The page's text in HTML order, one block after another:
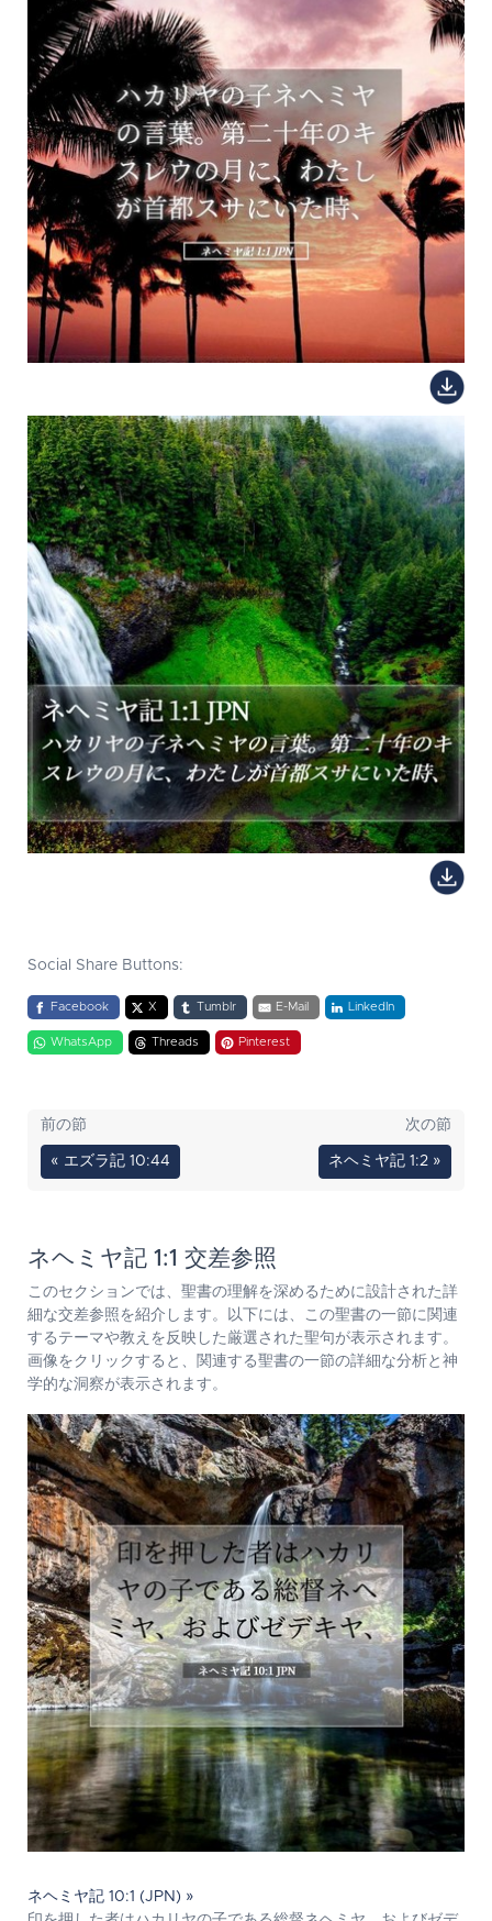
Social Share Buttons:
Facebook X Tumblr E-Mail LinkedIn
WhatsApp Threads Pinterest
前の節
« エズラ記 10:44
次の節
ネヘミヤ記 1:2 »
ネヘミヤ記 1:1 交差参照
このセクションでは、聖書の理解を深めるために設計された詳
細な交差参照を紹介します。以下には、この聖書の一節に関連
するテーマや教えを反映した厳選された聖句が表示されます。
画像をクリックすると、関連する聖書の一節の詳細な分析と神
学的な洞察が表示されます。
ネヘミヤ記 10:1 (JPN) »